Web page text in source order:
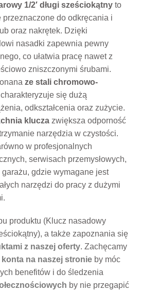
1/2′ długi sześciokątny to
przeznaczone do odkręcania i
oraz nakrętek. Dzięki
nasadki zapewnia pewny
co ułatwia pracę nawet z
zniszczonymi śrubami.
ze stali chromowo-
się dużą
odkształcenia oraz zużycie.
klucza zwiększa odporność
narzędzia w czystości.
w profesjonalnych
serwisach przemysłowych,
gdzie wymagane jest
narzędzi do pracy z dużymi
produktu (Klucz nasadowy
a także zapoznania się
z naszej oferty. Zachęcamy
konta na naszej stronie by móc
benefitów i do śledzenia
by nie przegapić